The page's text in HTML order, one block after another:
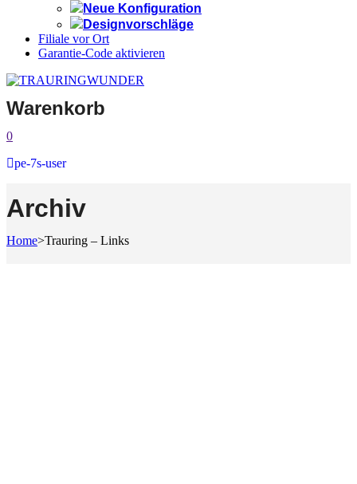
Neue Konfiguration
Designvorschläge
Filiale vor Ort
Garantie-Code aktivieren
Warenkorb
0
pe-7s-user
Archiv
Home>Trauring – Links